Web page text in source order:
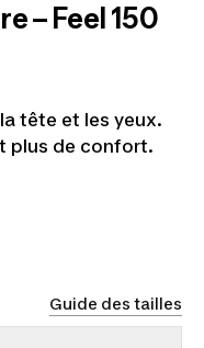
– Feel 150
tête et les yeux.
plus de confort.
Guide des tailles